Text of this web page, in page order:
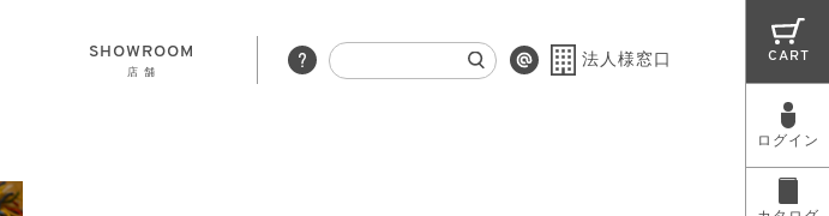
SHOWROOM
店 舗
法人様窓口 CART
ログイン